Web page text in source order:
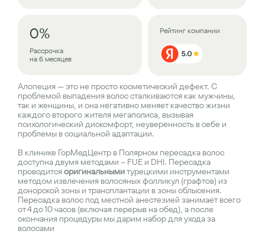
0%
Рассрочка
на 6 месяцев
Рейтинг компании
Алопеция — это не просто косметический дефект. С
проблемой выпадения волос сталкиваются как мужчины,
так и женщины, и она негативно меняет качество жизни
каждого второго жителя мегаполиса, вызывая
психологический дискомфорт, неуверенность в себе и
проблемы в социальной адаптации.
В клинике ГорМедЦентр в Полярном пересадка волос
доступна двумя методами – FUE и DHI. Пересадка
проводится оригинальнымитурецкими инструментами
методом извлечения волосяных фолликул (графтов) из
донорской зоны и трансплантации в зоны облысения.
Пересадка волос под местной анестезией занимает всего
от 4 до 10 часов (включая перерыв на обед), а после
окончания процедуры мы дарим набор для ухода за
волосами